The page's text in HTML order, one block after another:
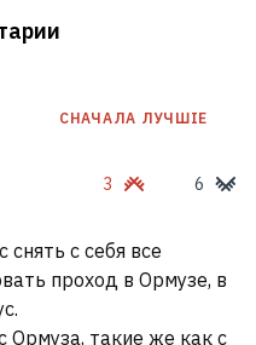
СНАЧАЛА ЛУЧШІЕ
3 6
с себя все
проход в Ормузе, в
Ормуза, такие же как с
людей,
приезжих».
бум приносит